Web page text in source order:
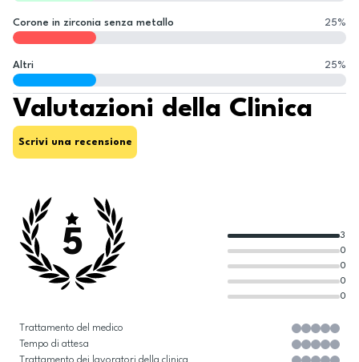
Corone in zirconia senza metallo 25%
Altri 25%
Valutazioni della Clinica
Scrivi una recensione
5
0
0
0
0
3
Trattamento del medico
Tempo di attesa